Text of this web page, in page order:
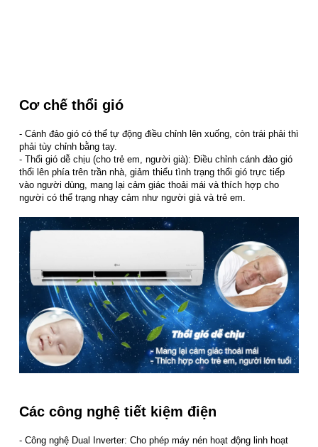
Cơ chế thổi gió
- Cánh đảo gió có thể tự động điều chỉnh lên xuống, còn trái phải thì
phải tùy chỉnh bằng tay.
- Thổi gió dễ chịu (cho trẻ em, người già): Điều chỉnh cánh đảo gió
thổi lên phía trên trần nhà, giảm thiểu tình trạng thổi gió trực tiếp
vào người dùng, mang lại cảm giác thoải mái và thích hợp cho
người có thể trạng nhạy cảm như người già và trẻ em.
Các công nghệ tiết kiệm điện
- Công nghệ Dual Inverter: Cho phép máy nén hoạt động linh hoạt